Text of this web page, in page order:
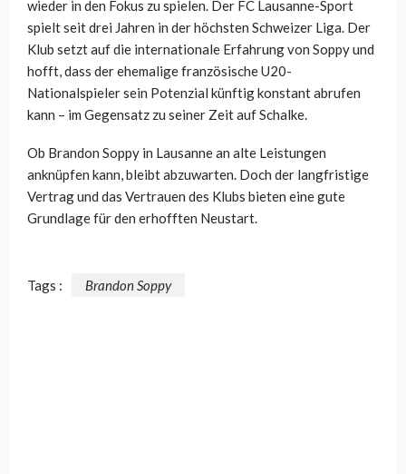
wieder in den Fokus zu spielen. Der FC Lausanne-Sport
spielt seit drei Jahren in der höchsten Schweizer Liga. Der
Klub setzt auf die internationale Erfahrung von Soppy und
hofft, dass der ehemalige französische U20-
Nationalspieler sein Potenzial künftig konstant abrufen
kann – im Gegensatz zu seiner Zeit auf Schalke.
Ob Brandon Soppy in Lausanne an alte Leistungen
anknüpfen kann, bleibt abzuwarten. Doch der langfristige
Vertrag und das Vertrauen des Klubs bieten eine gute
Grundlage für den erhofften Neustart.
Tags : Brandon Soppy